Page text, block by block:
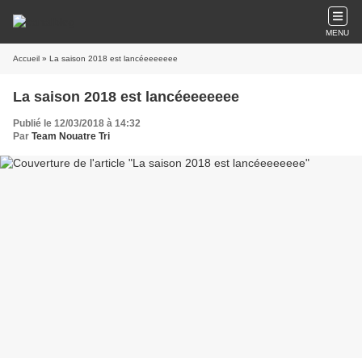
MENU
Accueil » La saison 2018 est lancéeeeeeee
La saison 2018 est lancéeeeeeee
Publié le 12/03/2018 à 14:32
Par Team Nouatre Tri